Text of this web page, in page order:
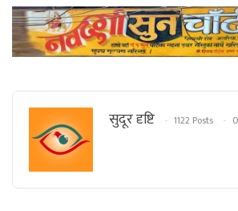
सुदूर दृष्टि 1122 Posts